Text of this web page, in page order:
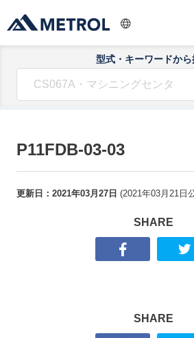
型式・キーワードから
P11FDB-03-03
更新日： 2021年03月27日 (2021年03月21日
SHARE
SHARE